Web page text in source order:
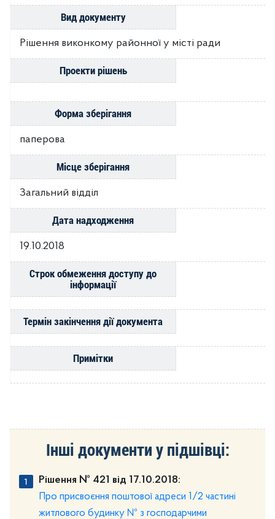
Вид документу
Рішення виконкому районної у місті ради
Проекти рішень
Форма зберігання
паперова
Місце зберігання
Загальний відділ
Дата надходження
19.10.2018
Строк обмеження доступу до
інформації
Термін закінчення дії документа
Примітки
Інші документи у підшівці:
Рішення № 421 від 17.10.2018:
Про присвоєння поштової адреси 1/2 частині
житлового будинку № з господарчими